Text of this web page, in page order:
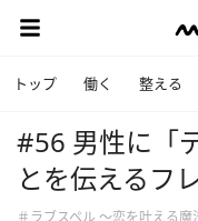
トップ 働く 整える
#56 男性に「
とを伝えるフ
＃ラブスペル ～恋を叶える魔